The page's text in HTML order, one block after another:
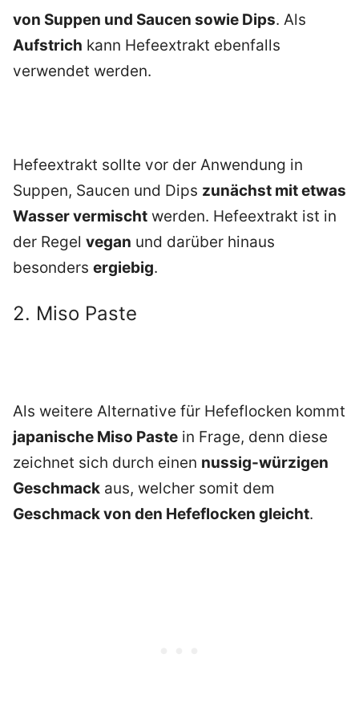
von Suppen und Saucen sowie Dips. Als
Aufstrich kann Hefeextrakt ebenfalls
verwendet werden.
Hefeextrakt sollte vor der Anwendung in
Suppen, Saucen und Dips zunächst mit etwas
Wasser vermischt werden. Hefeextrakt ist in
der Regel vegan und darüber hinaus
besonders ergiebig.
2. Miso Paste
Als weitere Alternative für Hefeflocken kommt
japanische Miso Paste in Frage, denn diese
zeichnet sich durch einen nussig-würzigen
Geschmack aus, welcher somit dem
Geschmack von den Hefeflocken gleicht.